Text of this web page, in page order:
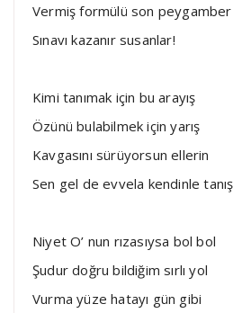
Vermiş formülü son peygamber
Sınavı kazanır susanlar!
Kimi tanımak için bu arayış
Özünü bulabilmek için yarış
Kavgasını sürüyorsun ellerin
Sen gel de evvela kendinle tanış
Niyet O’ nun rızasıysa bol bol
Şudur doğru bildiğim sırlı yol
Vurma yüze hatayı gün gibi